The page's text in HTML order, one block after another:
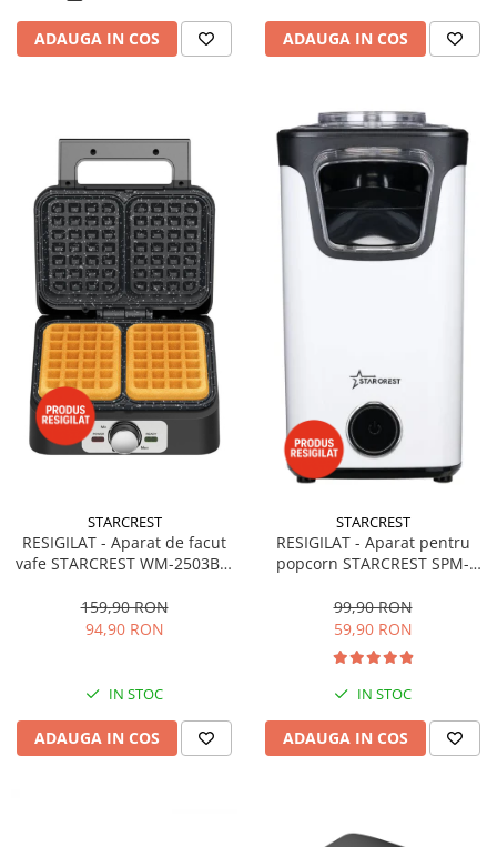
ADAUGA IN COS ADAUGA IN COS
STARCREST
RESIGILAT - Aparat de facut
vafe STARCREST WM-2503BX,
temperatura, Placi cu invelis
ceramic, Negru/Inox
159,90 RON
94,90 RON
IN STOC
ADAUGA IN COS
STARCREST
RESIGILAT - Aparat pentru
popcorn STARCREST SPM-
99,90 RON
59,90 RON
IN STOC
ADAUGA IN COS